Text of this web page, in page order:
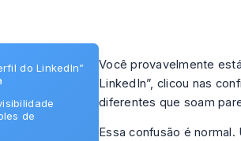
do LinkedIn”
de
Você provavelmente
LinkedIn”, clicou nas
diferentes que soam
Essa confusão é